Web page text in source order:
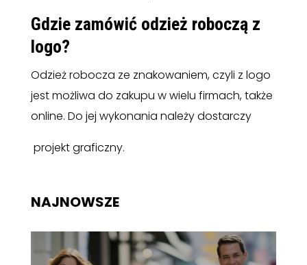
Gdzie zamówić odzież roboczą z
logo?
Odzież robocza ze znakowaniem, czyli z logo
jest możliwa do zakupu w wielu firmach, także
online. Do jej wykonania należy dostarczy
projekt graficzny.
NAJNOWSZE